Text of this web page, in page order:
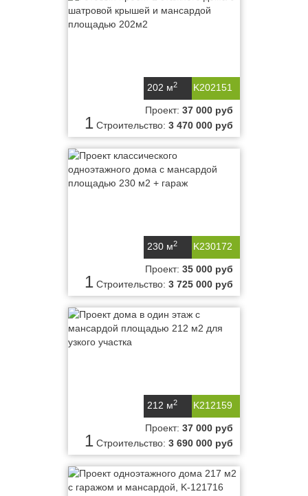
K202151
202 м2
1
Проект: 37 000 руб
Строительство: 3 470 000 руб
K230172
230 м2
1
Проект: 35 000 руб
Строительство: 3 725 000 руб
K212159
212 м2
1
Проект: 37 000 руб
Строительство: 3 690 000 руб